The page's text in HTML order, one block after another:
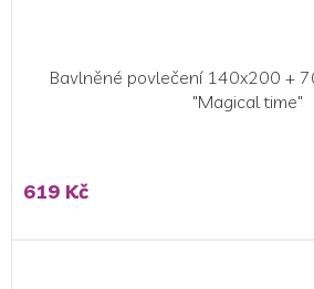
Bavlněné povlečení 140x200 +
"Magical time"
produktu
619 Kč